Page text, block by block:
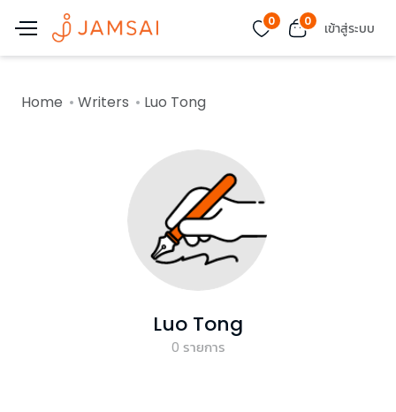
0 0 เข้าสู่ระบบ
Home Writers Luo Tong
Luo Tong
0 รายการ